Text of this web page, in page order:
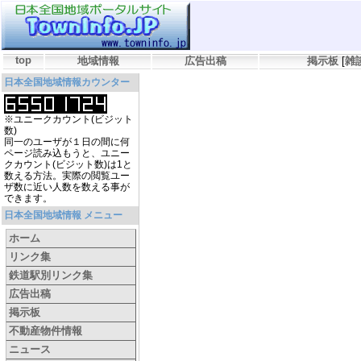
top 地域情報 広告出稿 掲示板 [雑
日本全国地域情報カウンター
※ユニークカウント(ビジット
数)
同一のユーザが１日の間に何
ページ読み込もうと、ユニー
クカウント(ビジット数)は1と
数える方法。実際の閲覧ユー
ザ数に近い人数を数える事が
できます。
日本全国地域情報 メニュー
ホーム
リンク集
鉄道駅別リンク集
広告出稿
掲示板
不動産物件情報
ニュース